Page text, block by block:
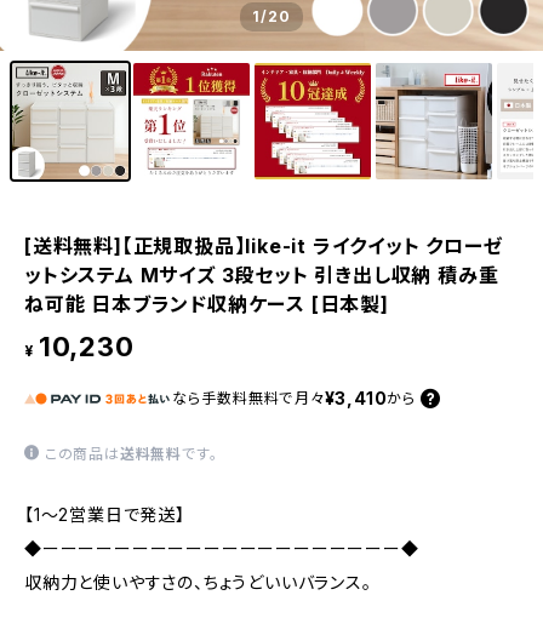
1/20
[送料無料]【正規取扱品】like-it ライクイット クローゼ
ットシステム Mサイズ 3段セット 引き出し収納 積み重
ね可能 日本ブランド収納ケース [日本製]
¥ 10,230
なら 手数料無料で 月々¥3,410から
この商品は送料無料です。
【1〜2営業日で発送】
◆ーーーーーーーーーーーーーーーーーーーー◆
収納力と使いやすさの、ちょうどいいバランス。